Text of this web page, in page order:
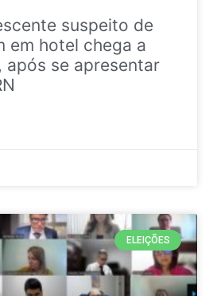
suspeito de
em hotel chega a
após se apresentar
ELEIÇÕES